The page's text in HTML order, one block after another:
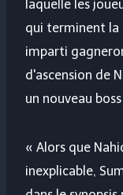
laquelle les
qui terminent la
imparti
d'ascension de
un nouveau
« Alors que
inexplicable,